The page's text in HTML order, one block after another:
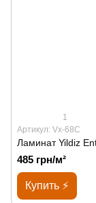
1
Артикул: Vx-68C
Ламинат Yildiz
485 грн/м²
Купить ⚡